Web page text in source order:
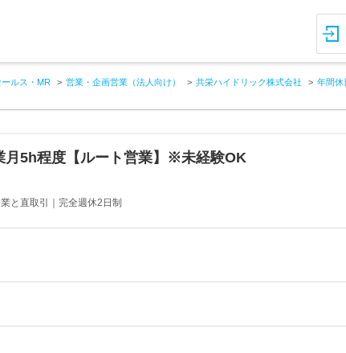
ルス・MR 営業・企画営業（法人向け） 共栄ハイドリック株式会社
年間休
月5h程度【ルート営業】※未経験OK
と直取引｜完全週休2日制